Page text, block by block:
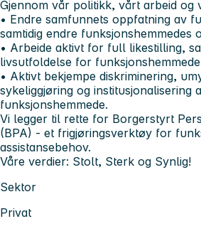
Gjennom vår politikk, vårt arbeid og
• Endre samfunnets oppfatning av
samtidig endre funksjonshemmedes
• Arbeide aktivt for full likestilling,
livsutfoldelse for funksjonshemmede
• Aktivt bekjempe diskriminering,
sykeliggjøring og institusjonalisering
funksjonshemmede.
Vi legger til rette for Borgerstyrt
(BPA) - et frigjøringsverktøy for
assistansebehov.
Våre verdier: Stolt, Sterk og Synlig!
Sektor
Privat